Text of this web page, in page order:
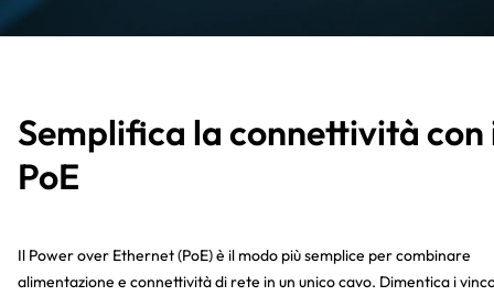
Semplifica la connettività con
PoE
Il Power over Ethernet (PoE) è il modo più semplice per combinare
alimentazione e connettività di rete in un unico cavo. Dimentica i